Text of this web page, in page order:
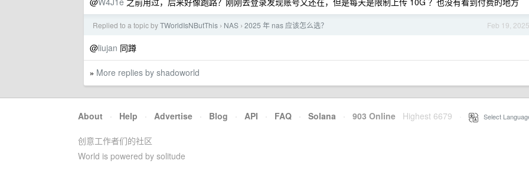
Feb 19, 2025
Replied to a topic byTWorldIsNButThis › NAS › 2025 年 nas 应该怎么选？
@liujan 同蹲
» More replies by shadoworld
About · Help · Advertise · Blog · API · FAQ · Solana · 903 Online Highest 6679 Select
创意工作者们的社区
World is powered by solitude